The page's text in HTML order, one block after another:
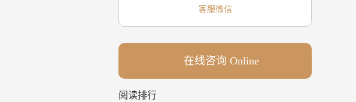
客服微信
在线咨询 Online
阅读排行